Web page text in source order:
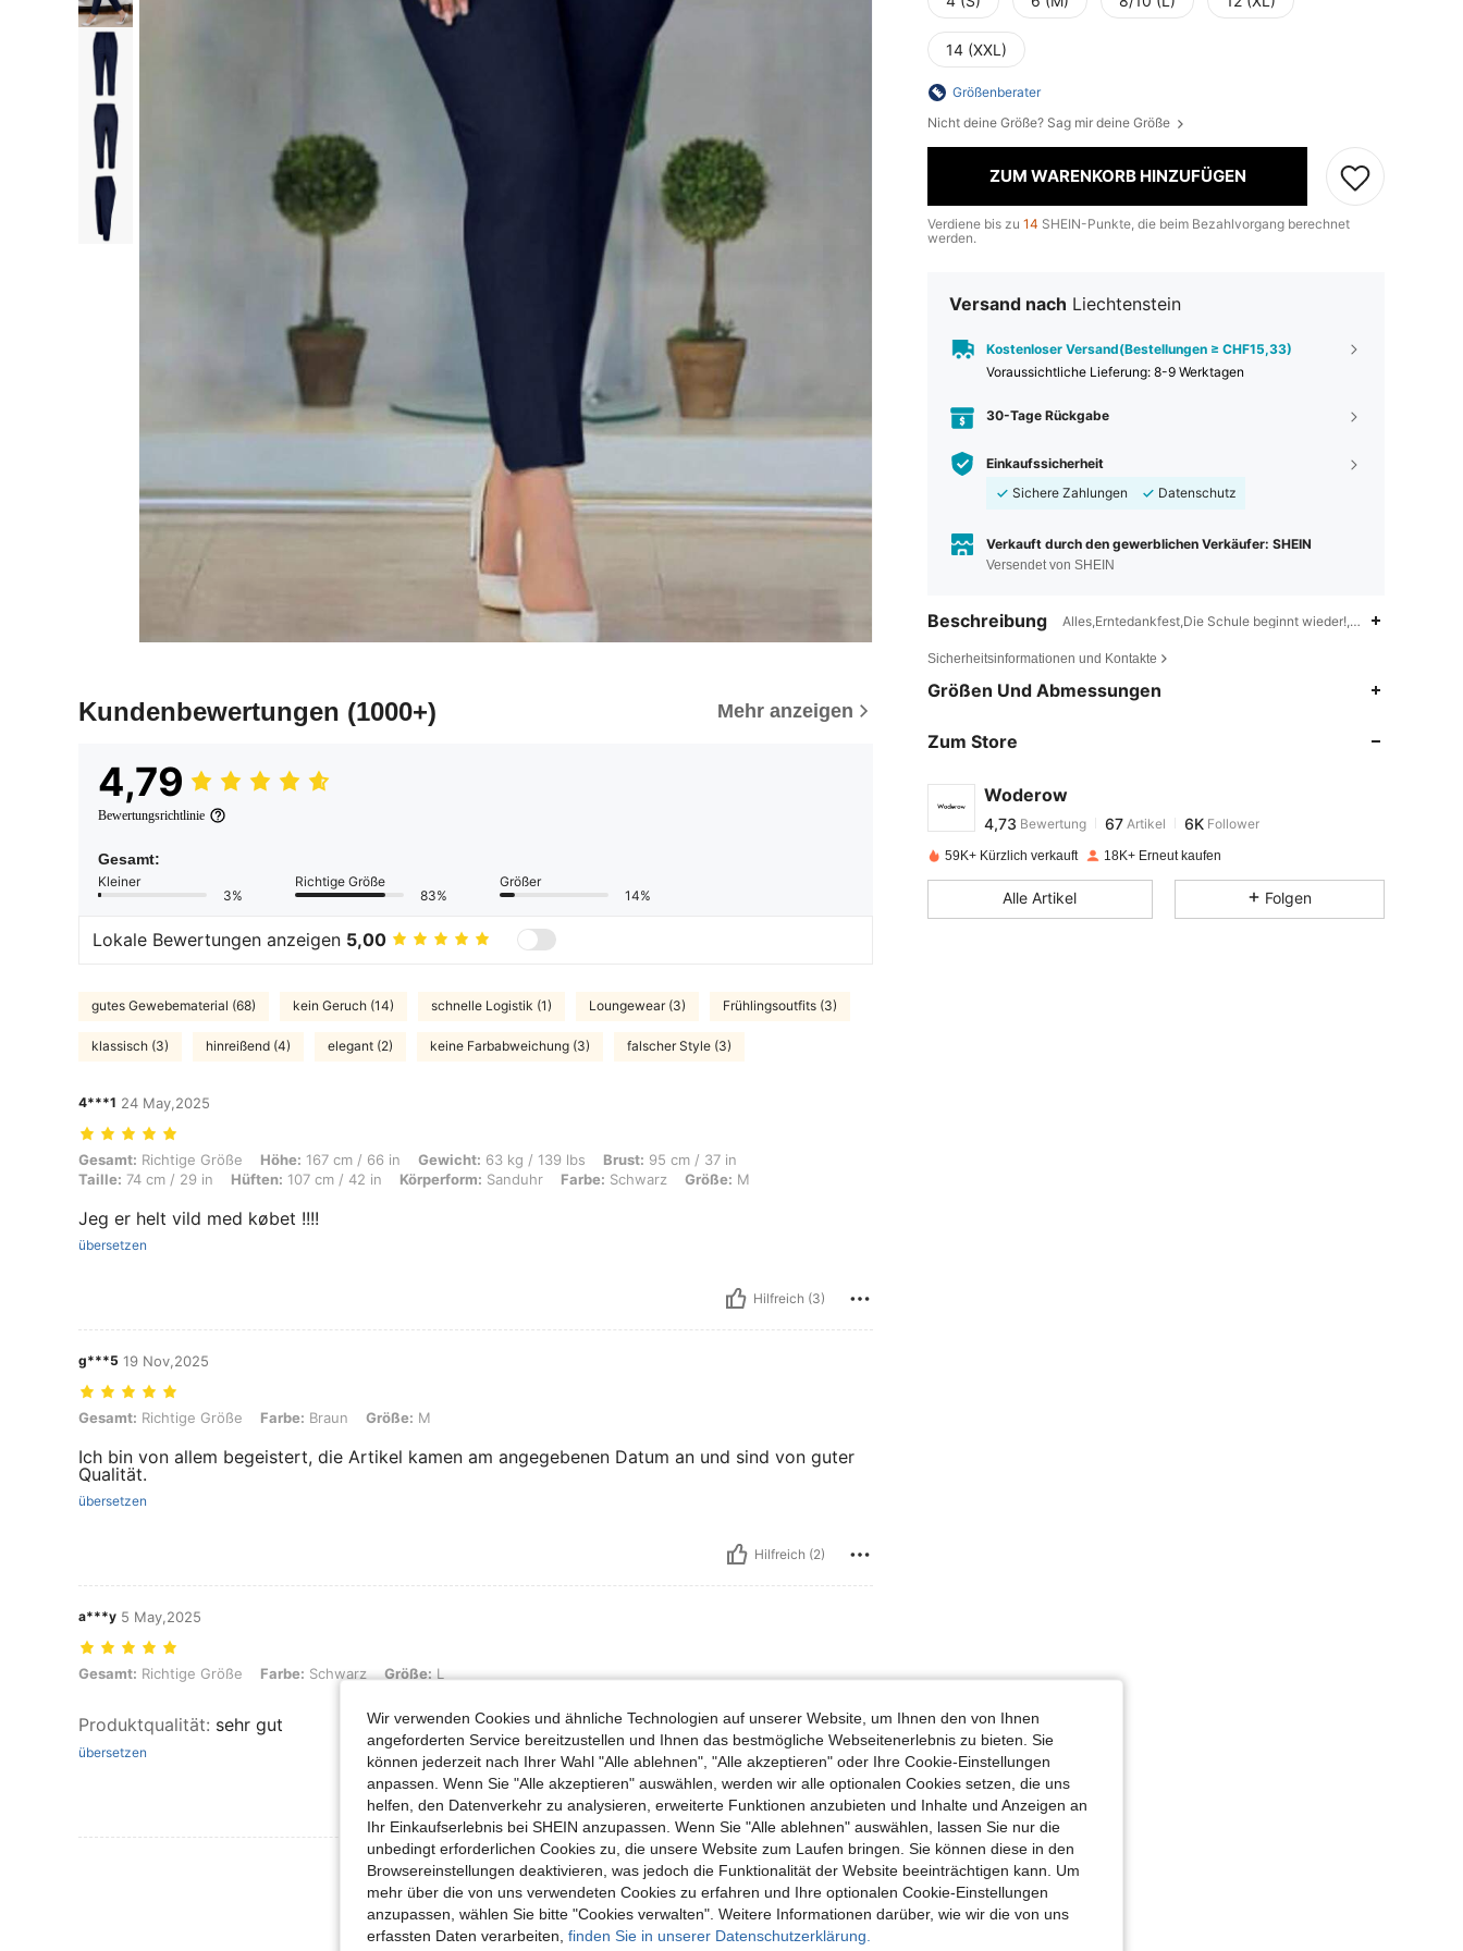
Kundenbewertungen (1000+) Mehr anzeigen
4,79
Bewertungsrichtlinie
Gesamt:
Kleiner
3%
Richtige Größe
83%
Größer
14%
Lokale Bewertungen anzeigen 5,00
gutes Gewebematerial (68) kein Geruch (14) schnelle Logistik (1) Loungewear (3) Frühlingsoutfits (3)
klassisch (3) hinreißend (4) elegant (2) keine Farbabweichung (3) falscher Style (3)
4***1 24 May,2025
Gesamt: Richtige Größe, Höhe: 167 cm / 66 in, Gewicht: 63 kg / 139 lbs, Brust: 95 cm / 37 in, Taille: 74 cm / 29 in, Hüften: 107 cm / 42 in, Körperform: Sanduhr, Farbe: Schwarz, Größe: M
Gesamt: Richtige Größe Höhe: 167 cm / 66 in Gewicht: 63 kg / 139 lbs Brust: 95 cm / 37 in
Taille: 74 cm / 29 in Hüften: 107 cm / 42 in Körperform: Sanduhr Farbe: Schwarz Größe: M
Jeg er helt vild med købet !!!!
übersetzen
Hilfreich (3)
g***5 19 Nov,2025
Gesamt: Richtige Größe, Farbe: Braun, Größe: M
Gesamt: Richtige Größe Farbe: Braun Größe: M
Ich bin von allem begeistert, die Artikel kamen am angegebenen Datum an und sind von guter
Qualität.
übersetzen
Hilfreich (2)
a***y 5 May,2025
Gesamt: Richtige Größe, Farbe: Schwarz, Größe: L
Gesamt: Richtige Größe Farbe: Schwarz Größe:L
Produktqualität: sehr gut
übersetzen
Hilfreich (1)
Mehr Bewertungen Ansehen
14 (XXL)
Größenberater
Nicht deine Größe? Sag mir deine Größe
ZUM WARENKORB HINZUFÜGEN
Verdiene bis zu 14 SHEIN-Punkte, die beim Bezahlvorgang berechnet
werden.
Versand nach Liechtenstein
Kostenloser Versand(Bestellungen ≥ CHF15,33)
Voraussichtliche Lieferung: 8-9 Werktagen
30-Tage Rückgabe
Einkaufssicherheit
Sichere Zahlungen
Datenschutz
Verkauft durch den gewerblichen Verkäufer: SHEIN
Versendet von SHEIN
Beschreibung Alles,Erntedankfest,Die Schule beginnt
Sicherheitsinformationen und Kontakte
Größen Und Abmessungen
Zum Store
Woderow
4,73
e***5bezahltVor 1 Tag
59K+ Kürzlich verkauft 18K+ Erneut kaufen
Alle Artikel Folgen
Wir verwenden Cookies und ähnliche Technologien auf unserer Website, um Ihnen den von Ihnen
angeforderten Service bereitzustellen und Ihnen das bestmögliche Webseitenerlebnis zu bieten. Sie
können jederzeit nach Ihrer Wahl "Alle ablehnen", "Alle akzeptieren" oder Ihre Cookie-Einstellungen
anpassen. Wenn Sie "Alle akzeptieren" auswählen, werden wir alle optionalen Cookies setzen, die uns
helfen, den Datenverkehr zu analysieren, erweiterte Funktionen anzubieten und Inhalte und Anzeigen an
Ihr Einkaufserlebnis bei SHEIN anzupassen. Wenn Sie "Alle ablehnen" auswählen, lassen Sie nur die
unbedingt erforderlichen Cookies zu, die unsere Website zum Laufen bringen. Sie können diese in den
Browsereinstellungen deaktivieren, was jedoch die Funktionalität der Website beeinträchtigen kann. Um
mehr über die von uns verwendeten Cookies zu erfahren und Ihre optionalen Cookie-Einstellungen
anzupassen, wählen Sie bitte "Cookies verwalten". Weitere Informationen darüber, wie wir die von uns
erfassten Daten verarbeiten, finden Sie in unserer Datenschutzerklärung.